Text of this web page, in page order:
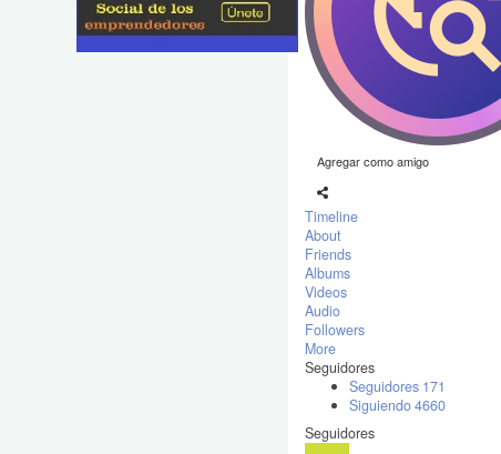
Agregar como amigo
Timeline
About
Friends
Albums
Videos
Audio
Followers
More
Seguidores
Seguidores 171
Siguiendo4660
Seguidores